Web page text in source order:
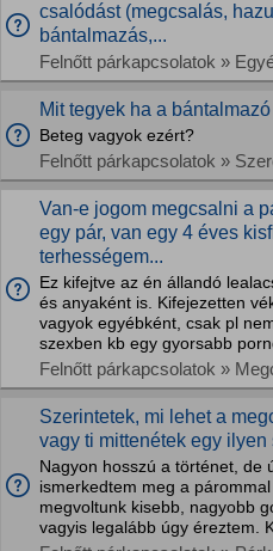
csalódást (megcsalás,
bántalmazás,...
Felnőtt párkapcsolatok »
Mit tegyek ha a
Beteg vagyok ezért?
Felnőtt párkapcsolatok »
Van-e jogom megcsalni a
egy pár, van egy 4 éves
terhességem...
Ez kifejtve az én állandó
és anyaként is. Kifejezetten
vagyok egyébként, csak pl
szexben kb egy gyorsabb
Felnőtt párkapcsolatok »
Szerintetek, mi lehet a
vagy ti mittenétek egy
Nagyon hosszú a történet, de
ismerkedtem meg a
megvoltunk kisebb, nagyobb
vagyis legalább úgy éreztem.